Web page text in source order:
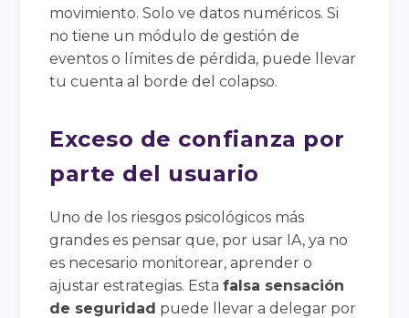
movimiento. Solo ve datos numéricos. Si
no tiene un módulo de gestión de
eventos o límites de pérdida, puede llevar
tu cuenta al borde del colapso.
Exceso de confianza por
parte del usuario
Uno de los riesgos psicológicos más
grandes es pensar que, por usar IA, ya no
es necesario monitorear, aprender o
ajustar estrategias. Estafalsa sensación
de seguridad puede llevar a delegar por